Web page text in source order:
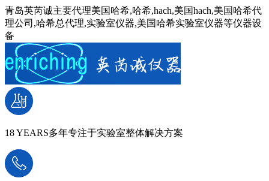
青岛英芮诚主要代理美国哈希,哈希,hach,美国hach,美国哈希代
理公司,哈希总代理,实验室仪器,美国哈希实验室仪器等仪器设
备
18 YEARS多年专注于实验室整体解决方案